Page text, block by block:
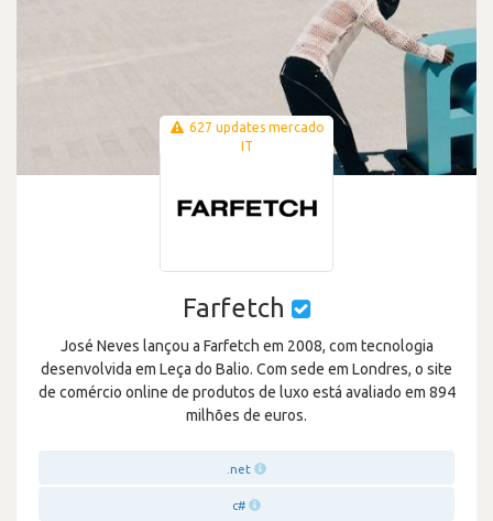
627 updates mercado
IT
Farfetch
José Neves lançou a Farfetch em 2008, com tecnologia
desenvolvida em Leça do Balio. Com sede em Londres, o site
de comércio online de produtos de luxo está avaliado em 894
milhões de euros.
.net
c#